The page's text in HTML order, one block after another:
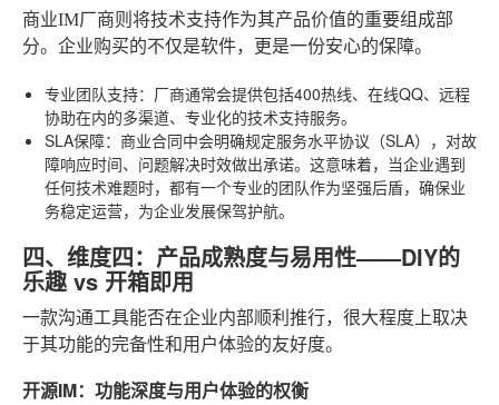
商业IM厂商则将技术支持作为其产品价值的重要组成部
分。企业购买的不仅是软件，更是一份安心的保障。
专业团队支持：厂商通常会提供包括400热线、在线QQ、远程
协助在内的多渠道、专业化的技术支持服务。
SLA保障：商业合同中会明确规定服务水平协议（SLA），对故
障响应时间、问题解决时效做出承诺。这意味着，当企业遇到
任何技术难题时，都有一个专业的团队作为坚强后盾，确保业
务稳定运营，为企业发展保驾护航。
四、维度四：产品成熟度与易用性——DIY的
乐趣 vs 开箱即用
一款沟通工具能否在企业内部顺利推行，很大程度上取决
于其功能的完备性和用户体验的友好度。
开源IM：功能深度与用户体验的权衡